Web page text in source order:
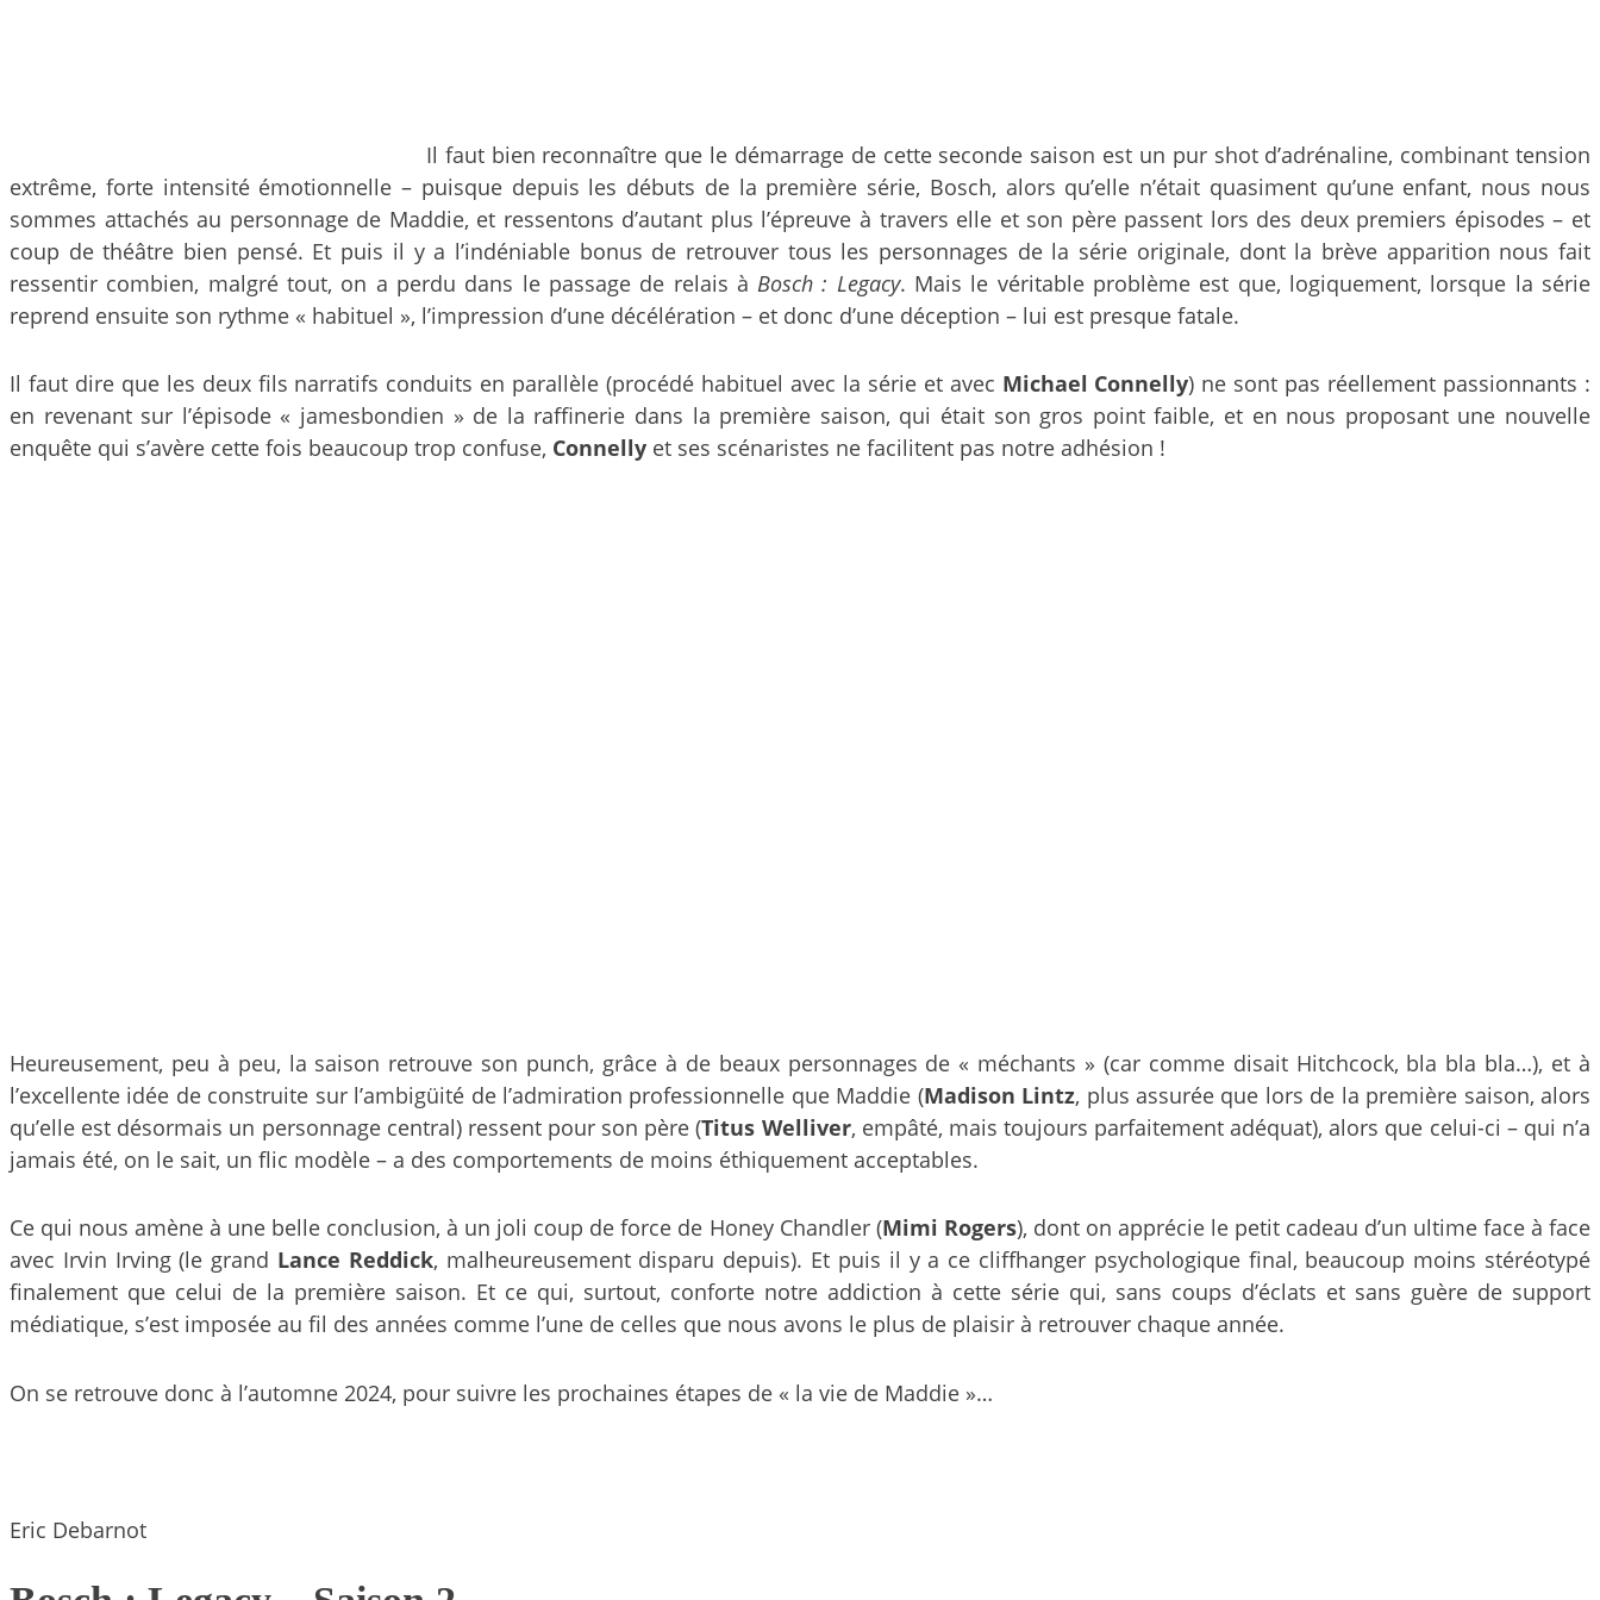
Il faut bien reconnaître que le démarrage de cette seconde saison est un pur shot d’adrénaline, combinant tension
extrême, forte intensité émotionnelle – puisque depuis les débuts de la première série, Bosch, alors qu’elle n’était quasiment qu’une enfant, nous nous
sommes attachés au personnage de Maddie, et ressentons d’autant plus l’épreuve à travers elle et son père passent lors des deux premiers épisodes – et
coup de théâtre bien pensé. Et puis il y a l’indéniable bonus de retrouver tous les personnages de la série originale, dont la brève apparition nous fait
ressentir combien, malgré tout, on a perdu dans le passage de relais à Bosch : Legacy. Mais le véritable problème est que, logiquement, lorsque la série
reprend ensuite son rythme « habituel », l’impression d’une décélération – et donc d’une déception – lui est presque fatale.
Il faut dire que les deux fils narratifs conduits en parallèle (procédé habituel avec la série et avec Michael Connelly) ne sont pas réellement passionnants :
en revenant sur l’épisode « jamesbondien » de la raffinerie dans la première saison, qui était son gros point faible, et en nous proposant une nouvelle
enquête qui s’avère cette fois beaucoup trop confuse, Connelly et ses scénaristes ne facilitent pas notre adhésion !
Heureusement, peu à peu, la saison retrouve son punch, grâce à de beaux personnages de « méchants » (car comme disait Hitchcock, bla bla bla…), et à
l’excellente idée de construite sur l’ambigüité de l’admiration professionnelle que Maddie (Madison Lintz, plus assurée que lors de la première saison, alors
qu’elle est désormais un personnage central) ressent pour son père (Titus Welliver, empâté, mais toujours parfaitement adéquat), alors que celui-ci – qui n’a
jamais été, on le sait, un flic modèle – a des comportements de moins éthiquement acceptables.
Ce qui nous amène à une belle conclusion, à un joli coup de force de Honey Chandler (Mimi Rogers), dont on apprécie le petit cadeau d’un ultime face à face
avec Irvin Irving (le grand Lance Reddick, malheureusement disparu depuis). Et puis il y a ce cliffhanger psychologique final, beaucoup moins stéréotypé
finalement que celui de la première saison. Et ce qui, surtout, conforte notre addiction à cette série qui, sans coups d’éclats et sans guère de support
médiatique, s’est imposée au fil des années comme l’une de celles que nous avons le plus de plaisir à retrouver chaque année.
On se retrouve donc à l’automne 2024, pour suivre les prochaines étapes de « la vie de Maddie »…
Eric Debarnot